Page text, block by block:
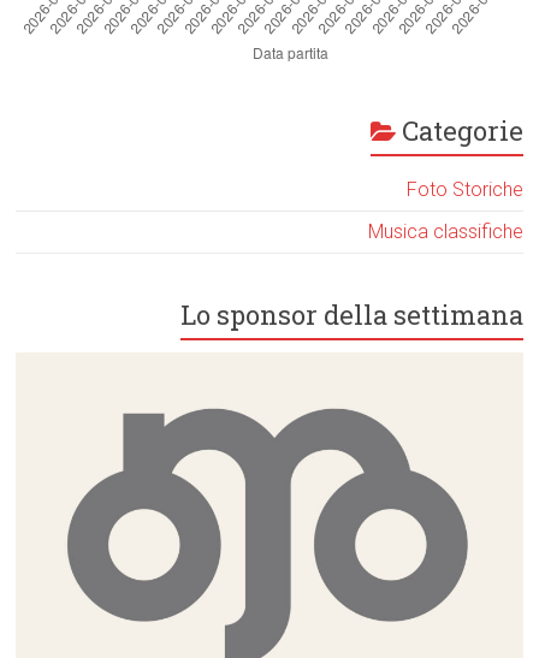
Categorie
Foto Storiche
Musica classifiche
Lo sponsor della settimana